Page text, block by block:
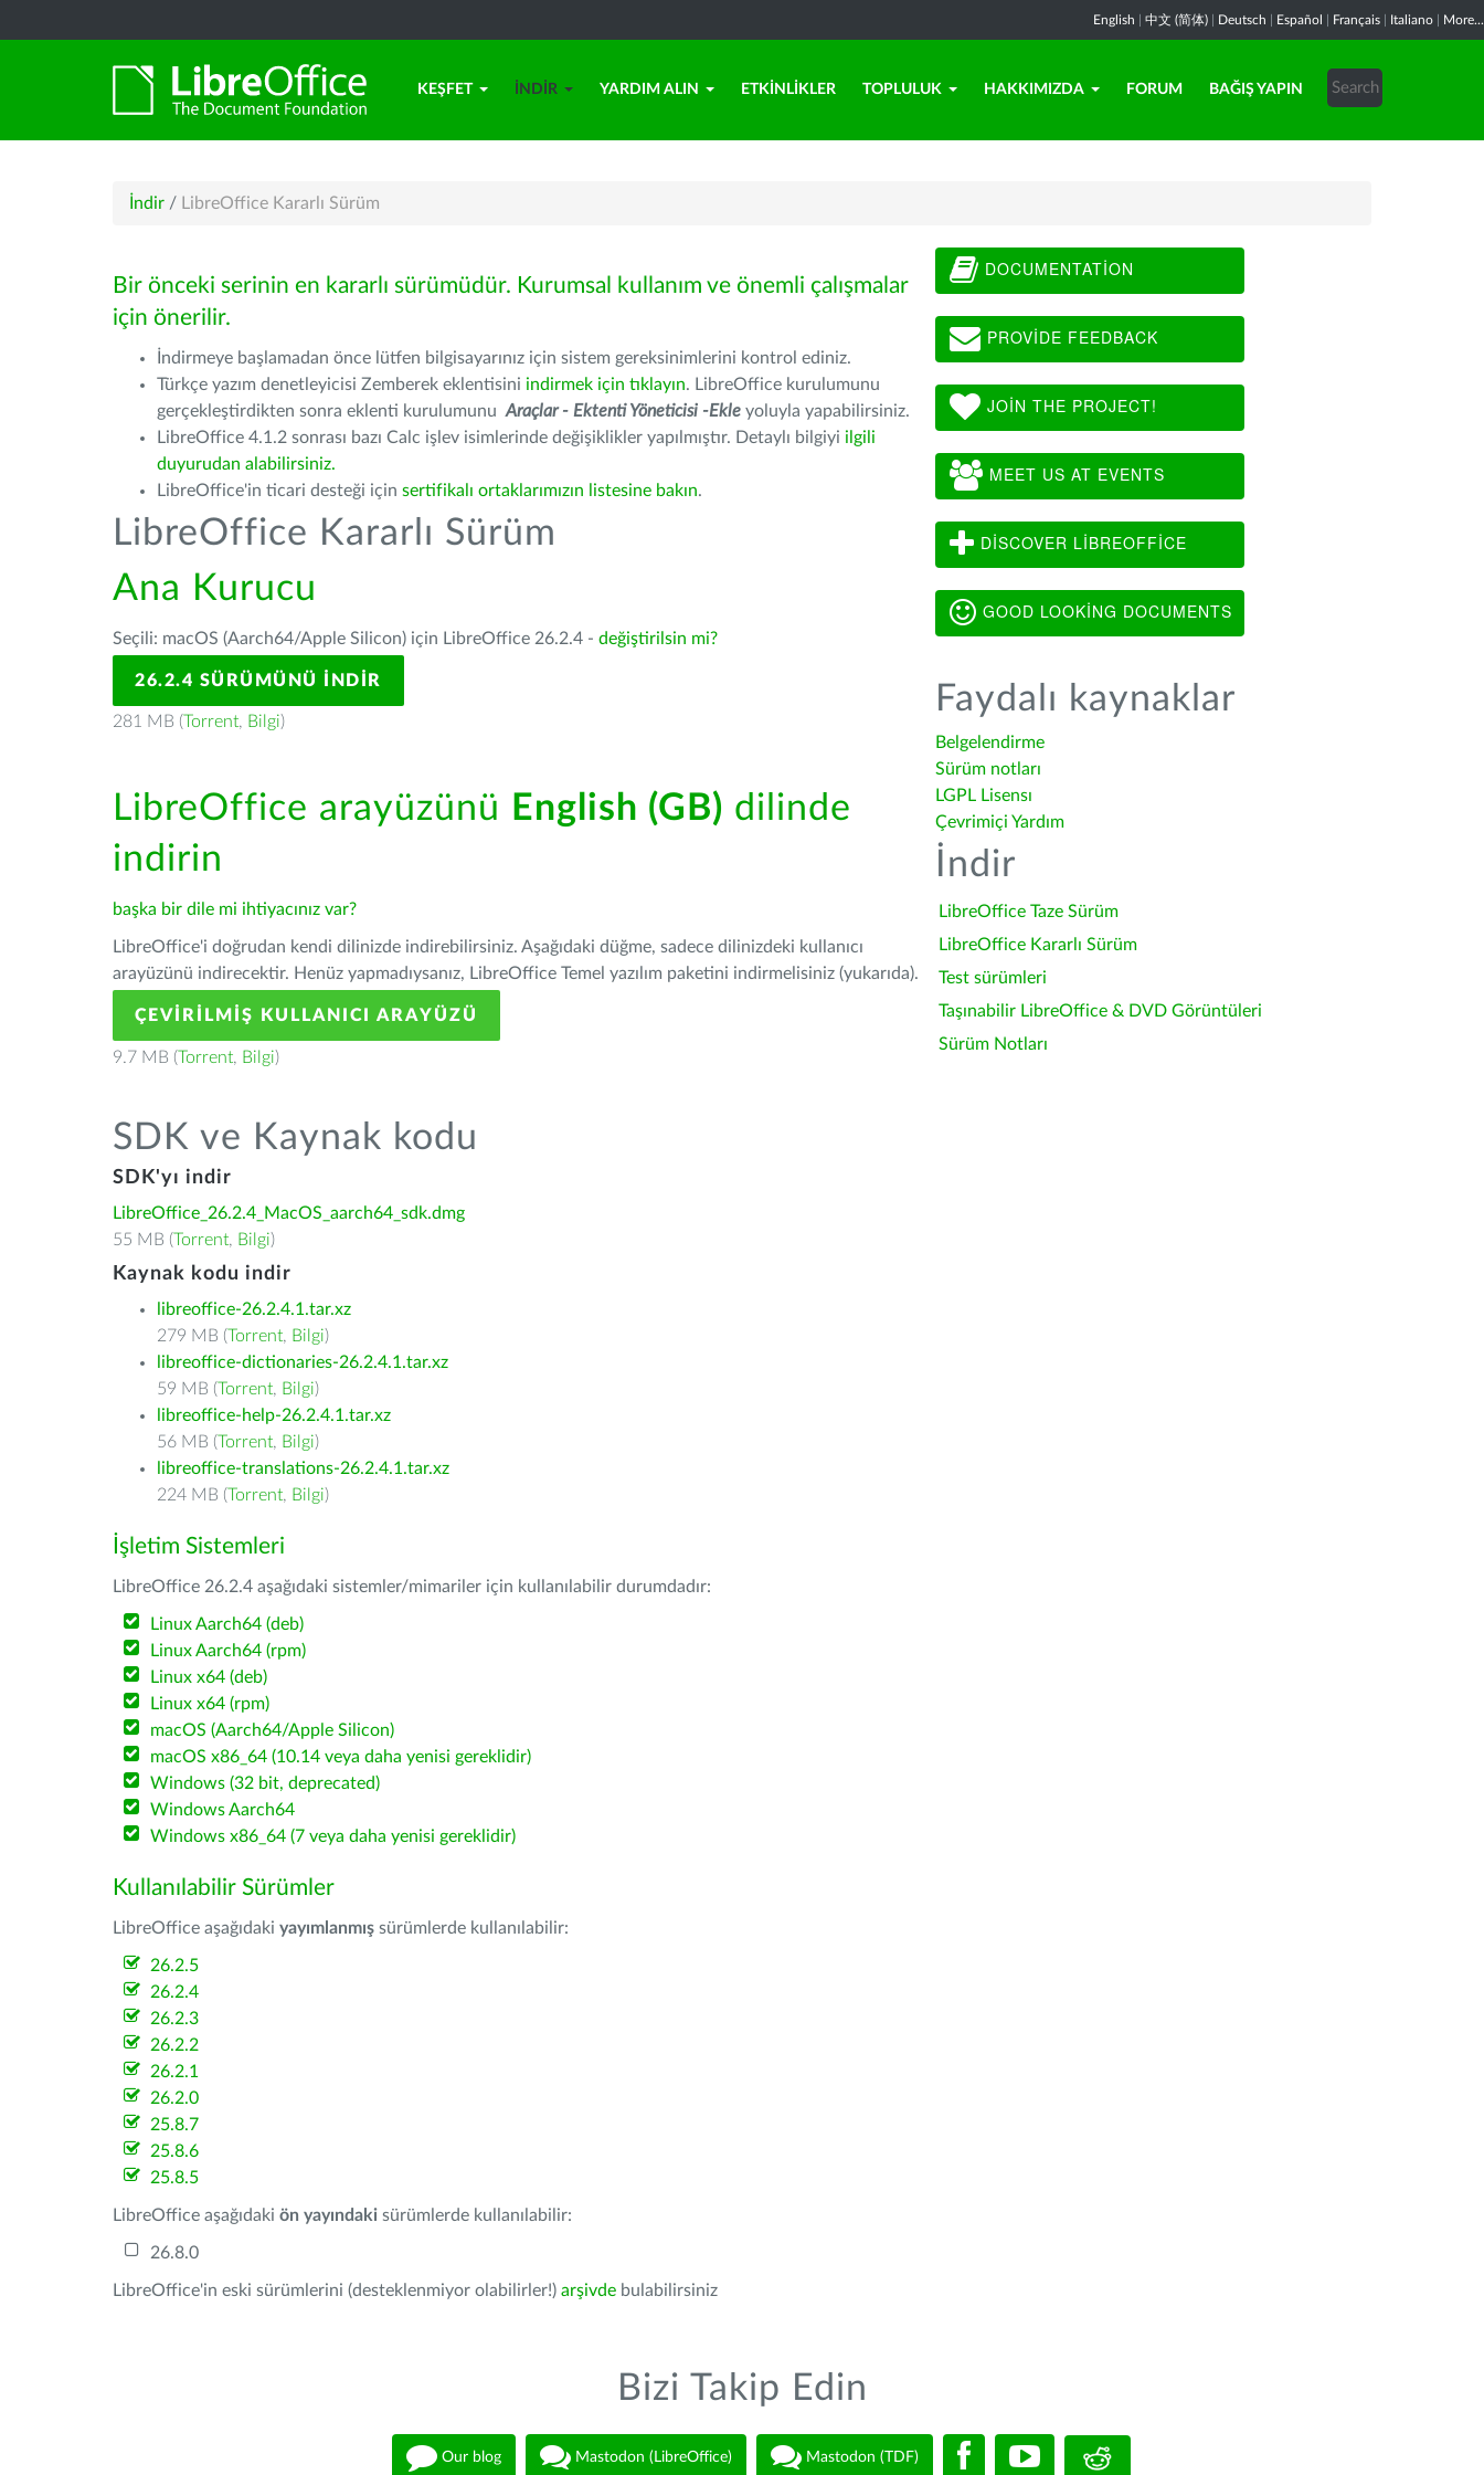
English 中文 (简体) Deutsch Español Français Italiano More...
KEŞFET İNDIR YARDIM ALIN ETKINLIKLER TOPLULUK HAKKIMIZDA FORUM BAĞIŞ YAPIN
İndir / LibreOffice Kararlı Sürüm
Bir önceki serinin en kararlı sürümüdür. Kurumsal kullanım ve önemli çalışmalar
için önerilir.
İndirmeye başlamadan önce lütfen bilgisayarınız için sistem gereksinimlerini kontrol ediniz.
Türkçe yazım denetleyicisi Zemberek eklentisini indirmek için tıklayın. LibreOffice kurulumunu
gerçekleştirdikten sonra eklenti kurulumunu Araçlar - Ektenti Yöneticisi -Ekle yoluyla yapabilirsiniz.
LibreOffice 4.1.2 sonrası bazı Calc işlev isimlerinde değişiklikler yapılmıştır. Detaylı bilgiyi ilgili
duyurudan alabilirsiniz.
LibreOffice'in ticari desteği için sertifikalı ortaklarımızın listesine bakın.
LibreOffice Kararlı Sürüm
Ana Kurucu
Seçili: macOS (Aarch64/Apple Silicon) için LibreOffice 26.2.4 - değiştirilsin mi?
26.2.4 SÜRÜMÜNÜ İNDIR
281 MB (Torrent, Bilgi)
LibreOffice arayüzünü English (GB) dilinde
indirin
başka bir dile mi ihtiyacınız var?
LibreOffice'i doğrudan kendi dilinizde indirebilirsiniz. Aşağıdaki düğme, sadece dilinizdeki kullanıcı
arayüzünü indirecektir. Henüz yapmadıysanız, LibreOffice Temel yazılım paketini indirmelisiniz (yukarıda).
ÇEVIRILMIŞ KULLANICI ARAYÜZÜ
9.7 MB (Torrent, Bilgi)
SDK ve Kaynak kodu
SDK'yı indir
LibreOffice_26.2.4_MacOS_aarch64_sdk.dmg
55 MB (Torrent, Bilgi)
Kaynak kodu indir
libreoffice-26.2.4.1.tar.xz
279 MB (Torrent, Bilgi)
libreoffice-dictionaries-26.2.4.1.tar.xz
59 MB (Torrent, Bilgi)
libreoffice-help-26.2.4.1.tar.xz
56 MB (Torrent, Bilgi)
libreoffice-translations-26.2.4.1.tar.xz
224 MB (Torrent, Bilgi)
İşletim Sistemleri
LibreOffice 26.2.4 aşağıdaki sistemler/mimariler için kullanılabilir durumdadır:
Linux Aarch64 (deb)
Linux Aarch64 (rpm)
Linux x64 (deb)
Linux x64 (rpm)
macOS (Aarch64/Apple Silicon)
macOS x86_64 (10.14 veya daha yenisi gereklidir)
Windows (32 bit, deprecated)
Windows Aarch64
Windows x86_64 (7 veya daha yenisi gereklidir)
Kullanılabilir Sürümler
LibreOffice aşağıdaki yayımlanmış sürümlerde kullanılabilir:
26.2.5
26.2.4
26.2.3
26.2.2
26.2.1
26.2.0
25.8.7
25.8.6
25.8.5
LibreOffice aşağıdaki ön yayındaki sürümlerde kullanılabilir:
26.8.0
LibreOffice'in eski sürümlerini (desteklenmiyor olabilirler!) arşivde bulabilirsiniz
DOCUMENTATION
PROVIDE FEEDBACK
JOIN THE PROJECT!
MEET US AT EVENTS
DISCOVER LIBREOFFICE
GOOD LOOKING DOCUMENTS
Faydalı kaynaklar
Belgelendirme
Sürüm notları
LGPL Lisensı
Çevrimiçi Yardım
İndir
LibreOffice Taze Sürüm
LibreOffice Kararlı Sürüm
Test sürümleri
Taşınabilir LibreOffice & DVD Görüntüleri
Sürüm Notları
Bizi Takip Edin
Our blog Mastodon (LibreOffice) Mastodon (TDF)